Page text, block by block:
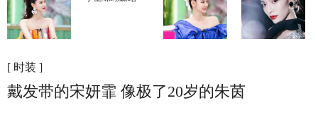
[ 时装 ]
戴发带的宋妍霏 像极了20岁的朱茵